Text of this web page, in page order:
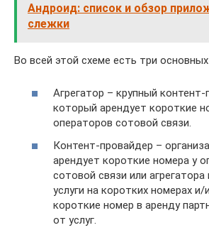
Андроид: список и обзор
слежки
Во всей этой схеме есть три основных
Агрегатор – крупный контент-
который арендует короткие
операторов сотовой связи.
Контент-провайдер –
арендует короткие номера у
сотовой связи или
услуги на коротких номерах и/
короткие номер в аренду
от услуг.